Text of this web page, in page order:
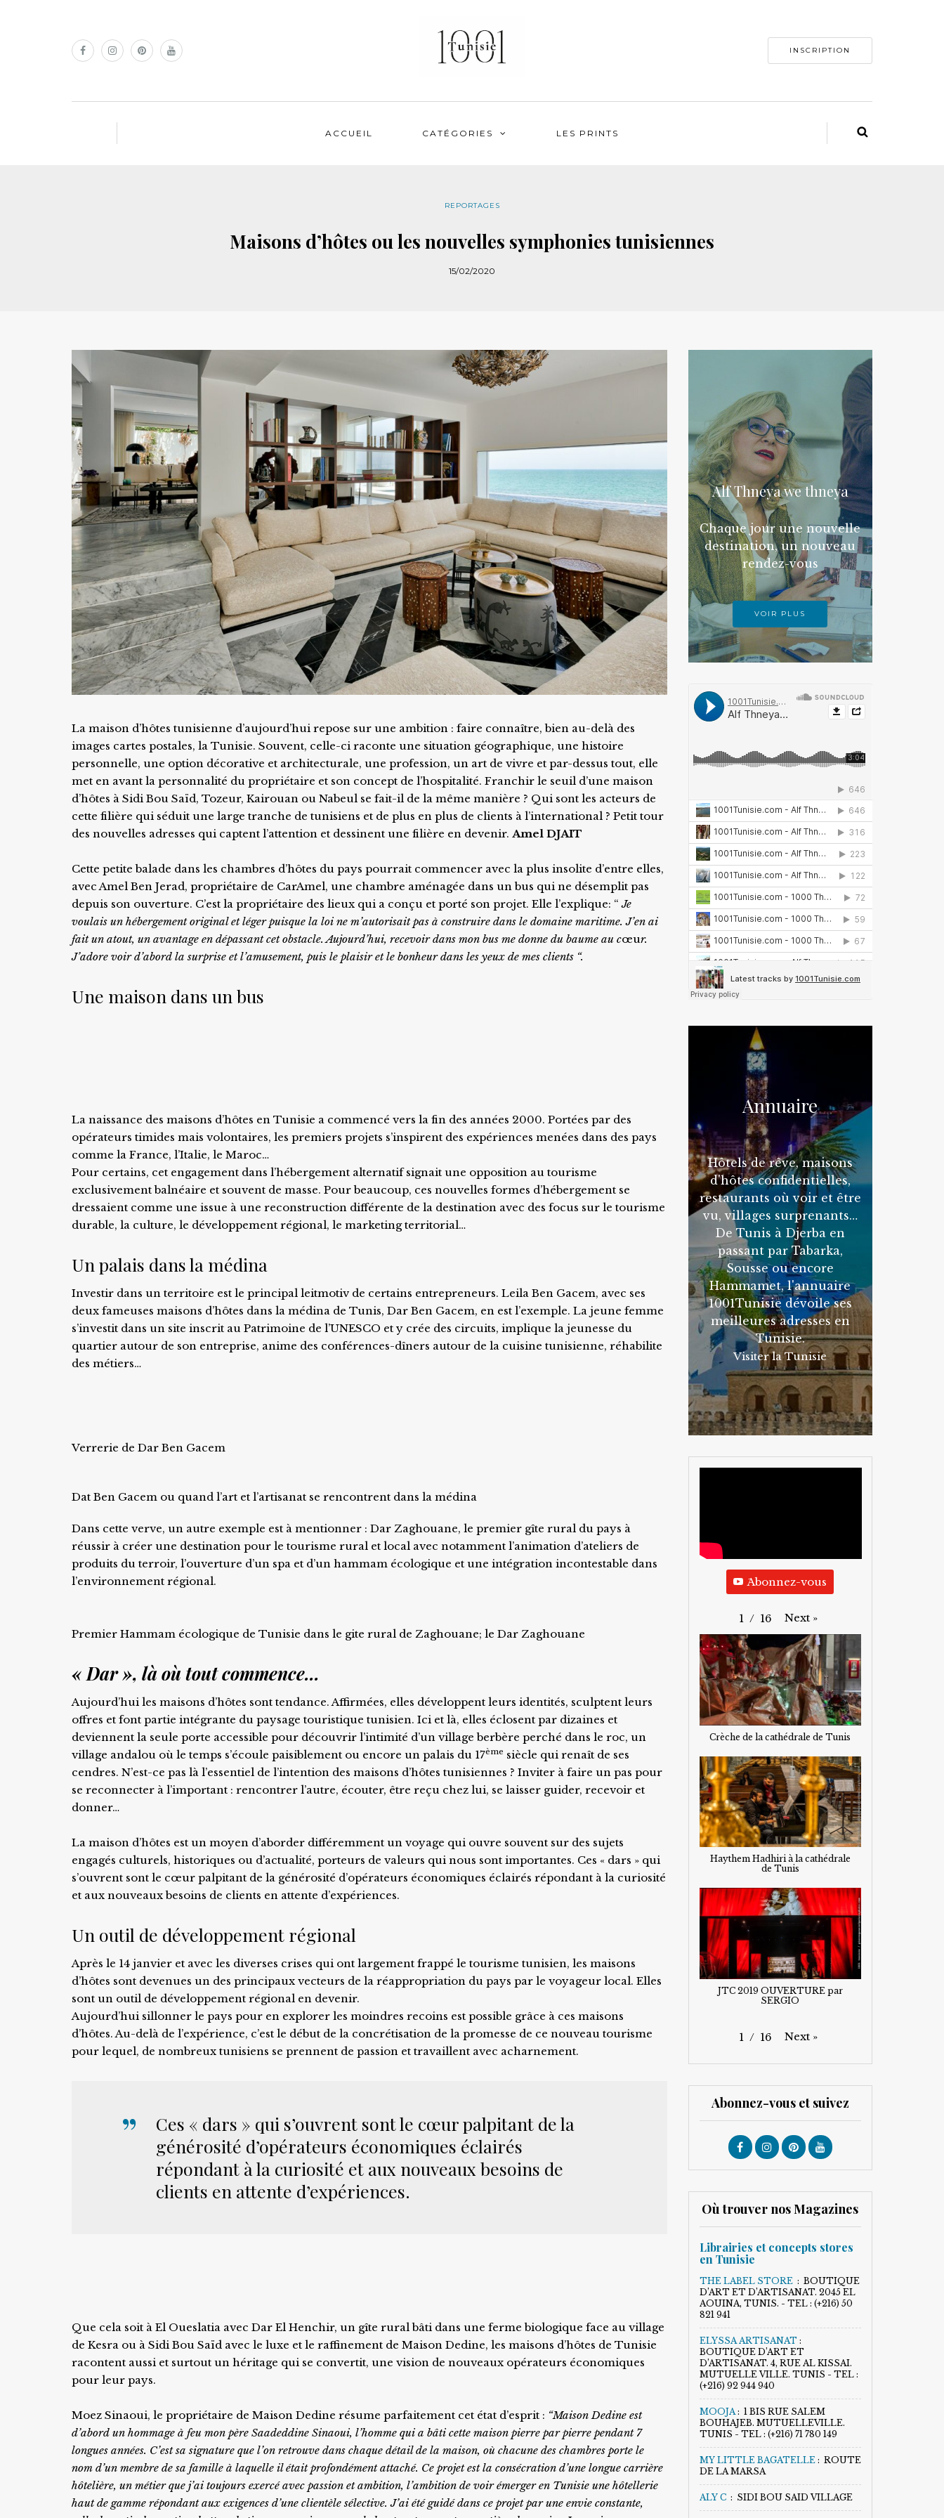
INSCRIPTION
ACCUEIL CATÉGORIES LES PRINTS
REPORTAGES
Maisons d’hôtes ou les nouvelles symphonies tunisiennes
15/02/2020
La maison d’hôtes tunisienne d’aujourd’hui repose sur une ambition : faire connaître, bien au-delà des
images cartes postales, la Tunisie. Souvent, celle-ci raconte une situation géographique, une histoire
personnelle, une option décorative et architecturale, une profession, un art de vivre et par-dessus tout, elle
met en avant la personnalité du propriétaire et son concept de l’hospitalité. Franchir le seuil d’une maison
d’hôtes à Sidi Bou Saïd, Tozeur, Kairouan ou Nabeul se fait-il de la même manière ? Qui sont les acteurs de
cette filière qui séduit une large tranche de tunisiens et de plus en plus de clients à l’international ? Petit tour
des nouvelles adresses qui captent l’attention et dessinent une filière en devenir. Amel DJAIT
Cette petite balade dans les chambres d’hôtes du pays pourrait commencer avec la plus insolite d’entre elles,
avec Amel Ben Jerad, propriétaire de CarAmel, une chambre aménagée dans un bus qui ne désemplit pas
depuis son ouverture. C’est la propriétaire des lieux qui a conçu et porté son projet. Elle l’explique: “Je
voulais un hébergement original et léger puisque la loi ne m’autorisait pas à construire dans le domaine maritime. J’en ai
fait un atout, un avantage en dépassant cet obstacle. Aujourd’hui, recevoir dans mon bus me donne du baume au cœur.
J’adore voir d’abord la surprise et l’amusement, puis le plaisir et le bonheur dans les yeux de mes clients “.
Une maison dans un bus
La naissance des maisons d’hôtes en Tunisie a commencé vers la fin des années 2000. Portées par des
opérateurs timides mais volontaires, les premiers projets s’inspirent des expériences menées dans des pays
comme la France, l’Italie, le Maroc…
Pour certains, cet engagement dans l’hébergement alternatif signait une opposition au tourisme
exclusivement balnéaire et souvent de masse. Pour beaucoup, ces nouvelles formes d’hébergement se
dressaient comme une issue à une reconstruction différente de la destination avec des focus sur le tourisme
durable, la culture, le développement régional, le marketing territorial…
Un palais dans la médina
Investir dans un territoire est le principal leitmotiv de certains entrepreneurs. Leila Ben Gacem, avec ses
deux fameuses maisons d’hôtes dans la médina de Tunis, Dar Ben Gacem, en est l’exemple. La jeune femme
s’investit dans un site inscrit au Patrimoine de l’UNESCO et y crée des circuits, implique la jeunesse du
quartier autour de son entreprise, anime des conférences-dîners autour de la cuisine tunisienne, réhabilite
des métiers…
Verrerie de Dar Ben Gacem
Dat Ben Gacem ou quand l’art et l’artisanat se rencontrent dans la médina
Dans cette verve, un autre exemple est à mentionner : Dar Zaghouane, le premier gîte rural du pays à
réussir à créer une destination pour le tourisme rural et local avec notamment l’animation d’ateliers de
produits du terroir, l’ouverture d’un spa et d’un hammam écologique et une intégration incontestable dans
l’environnement régional.
Premier Hammam écologique de Tunisie dans le gite rural de Zaghouane; le Dar Zaghouane
« Dar », là où tout commence…
Aujourd’hui les maisons d’hôtes sont tendance. Affirmées, elles développent leurs identités, sculptent leurs
offres et font partie intégrante du paysage touristique tunisien. Ici et là, elles éclosent par dizaines et
deviennent la seule porte accessible pour découvrir l’intimité d’un village berbère perché dans le roc, un
village andalou où le temps s’écoule paisiblement ou encore un palais du 17ème siècle qui renaît de ses
cendres. N’est-ce pas là l’essentiel de l’intention des maisons d’hôtes tunisiennes ? Inviter à faire un pas pour
se reconnecter à l’important : rencontrer l’autre, écouter, être reçu chez lui, se laisser guider, recevoir et
donner…
La maison d’hôtes est un moyen d’aborder différemment un voyage qui ouvre souvent sur des sujets
engagés culturels, historiques ou d’actualité, porteurs de valeurs qui nous sont importantes. Ces « dars » qui
s’ouvrent sont le cœur palpitant de la générosité d’opérateurs économiques éclairés répondant à la curiosité
et aux nouveaux besoins de clients en attente d’expériences.
Un outil de développement régional
Après le 14 janvier et avec les diverses crises qui ont largement frappé le tourisme tunisien, les maisons
d’hôtes sont devenues un des principaux vecteurs de la réappropriation du pays par le voyageur local. Elles
sont un outil de développement régional en devenir.
Aujourd’hui sillonner le pays pour en explorer les moindres recoins est possible grâce à ces maisons
d’hôtes. Au-delà de l’expérience, c’est le début de la concrétisation de la promesse de ce nouveau tourisme
pour lequel, de nombreux tunisiens se prennent de passion et travaillent avec acharnement.
Ces « dars » qui s’ouvrent sont le cœur palpitant de la
générosité d’opérateurs économiques éclairés
répondant à la curiosité et aux nouveaux besoins de
clients en attente d’expériences.
Que cela soit à El Oueslatia avec Dar El Henchir, un gîte rural bâti dans une ferme biologique face au village
de Kesra ou à Sidi Bou Saïd avec le luxe et le raffinement de Maison Dedine, les maisons d’hôtes de Tunisie
racontent aussi et surtout un héritage qui se convertit, une vision de nouveaux opérateurs économiques
pour leur pays.
Moez Sinaoui, le propriétaire de Maison Dedine résume parfaitement cet état d’esprit : “Maison Dedine est
d’abord un hommage à feu mon père Saadeddine Sinaoui, l’homme qui a bâti cette maison pierre par pierre pendant 7
longues années. C’est sa signature que l’on retrouve dans chaque détail de la maison, où chacune des chambres porte le
nom d’un membre de sa famille à laquelle il était profondément attaché. Ce projet est la consécration d’une longue carrière
hôtelière, un métier que j’ai toujours exercé avec passion et ambition, l’ambition de voir émerger en Tunisie une hôtellerie
haut de gamme répondant aux exigences d’une clientèle sélective. J’ai été guidé dans ce projet par une envie constante,
Alf Thneya we thneya
Chaque jour une nouvelle
destination, un nouveau
rendez-vous
VOIR PLUS
Annuaire
Hôtels de rêve, maisons
d'hôtes confidentielles,
restaurants où voir et être
vu, villages surprenants…
De Tunis à Djerba en
passant par Tabarka,
Sousse ou encore
Hammamet, l'annuaire
1001Tunisie dévoile ses
meilleures adresses en
Tunisie.
Visiter la Tunisie
َAbonnez-vous
1 / 16 Next »
Crèche de la cathédrale de Tunis
Haythem Hadhiri à la cathédrale
de Tunis
JTC 2019 OUVERTURE par
SERGIO
1 / 16 Next »
Abonnez-vous et suivez
Où trouver nos Magazines
Librairies et concepts stores
en Tunisie
THE LABEL STORE: BOUTIQUE
D’ART ET D’ARTISANAT. 2045 EL
AOUINA, TUNIS. - TEL : (+216) 50
821 941
ELYSSA ARTISANAT :
BOUTIQUE D’ART ET
D’ARTISANAT. 4, RUE AL KISSAI.
MUTUELLE VILLE. TUNIS - TEL :
(+216) 92 944 940
MOOJA: 1 BIS RUE SALEM
BOUHAJEB. MUTUELLEVILLE.
TUNIS - TEL : (+216) 71 780 149
MY LITTLE BAGATELLE: ROUTE
DE LA MARSA
ALY C: SIDI BOU SAID VILLAGE